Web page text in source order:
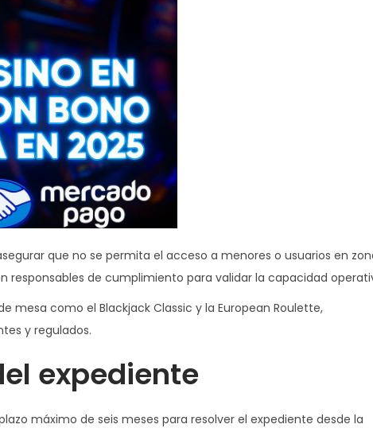
que no se permita el acceso a menores o usuarios en
responsables de cumplimiento para validar la capacidad
mesa como el Blackjack Classic y la European Roulette,
y regulados.
expediente
máximo de seis meses para resolver el expediente desde la